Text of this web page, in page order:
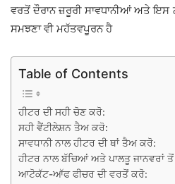
ਵਰਤੋਂ ਦੌਰਾਨ ਜ਼ਰੂਰੀ ਸਾਵਧਾਨੀਆਂ ਅਤੇ ਇਸ
ਸਮਝਣਾ ਵੀ ਮਹੱਤਵਪੂਰਨ ਹੈ
Table of Contents
ਹੀਟਰ ਦੀ ਸਹੀ ਚੋਣ ਕਰੋ:
ਸਹੀ ਵੈਂਟੀਲੇਸ਼ਨ ਤੈਅ ਕਰੋ:
ਸਾਵਧਾਨੀ ਨਾਲ ਹੀਟਰ ਦੀ ਥਾਂ ਤੈਅ ਕਰੋ:
ਹੀਟਰ ਨਾਲ ਬੱਚਿਆਂ ਅਤੇ ਪਾਲਤੂ ਜਾਨਵਰਾਂ ਤੋਂ
ਆਟੋਕੱਟ-ਆੱਫ ਫੀਚਰ ਦੀ ਵਰਤੋਂ ਕਰੋ: